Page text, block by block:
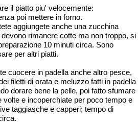
il piatto piu' velocemente:
poi mettere in forno.
aggiungete anche una zucchina
rimanere cotte ma non troppo, si
10 minuti circa. Sono
per altri piatti.
cuocere in padella anche altro pesce,
filetti di orata e meluzzo fatti in padella
dorare bene la pelle, poi fatto sfumare
volte e incoperchiate per poco tempo e
taggiasche e capperi; tempo di